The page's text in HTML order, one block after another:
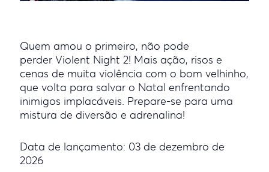
Quem amou o primeiro, não pode
perder Violent Night 2! Mais ação, risos e
cenas de muita violência com o bom velhinho,
que volta para salvar o Natal enfrentando
inimigos implacáveis. Prepare-se para uma
mistura de diversão e adrenalina!
Data de lançamento: 03 de dezembro de
2026